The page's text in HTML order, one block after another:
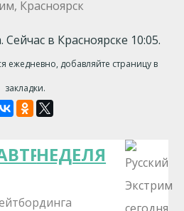
Сейчас в Красноярске 10:05.
ежедневно, добавляйте страницу в
закладки.
НЕДЕЛЯ